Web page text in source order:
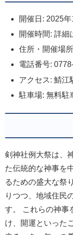
開催日: 2025年
開催時間: 詳細
住所・開催場
電話番号:
アクセス: 鯖江
駐車場: 無料駐
剣神社例大祭は、
た伝統的な神事を
るための盛大な祭
りつつ、地域住民
す。 これらの神事
け、開運といった